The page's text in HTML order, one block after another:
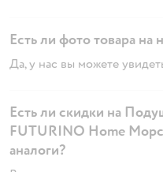
Есть ли фото товара на
Да, у нас вы можете
Есть ли скидки на
FUTURINO Home
аналоги?